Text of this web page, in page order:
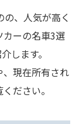
、人気が高く
ーの名車3選
します。
現在所有され
ださい。